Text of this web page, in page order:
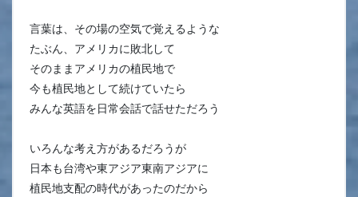
言葉は、その場の空気で覚えるような
たぶん、アメリカに敗北して
そのままアメリカの植民地で
今も植民地として続けていたら
みんな英語を日常会話で話せただろう
いろんな考え方があるだろうが
日本も台湾や東アジア東南アジアに
植民地支配の時代があったのだから